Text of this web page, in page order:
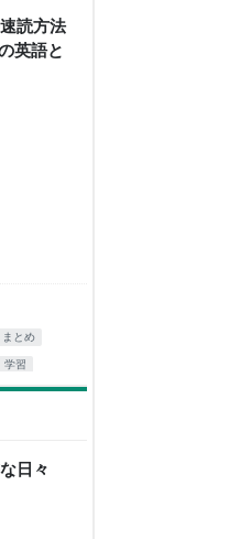
読方法
英語と
まとめ
学習
日々